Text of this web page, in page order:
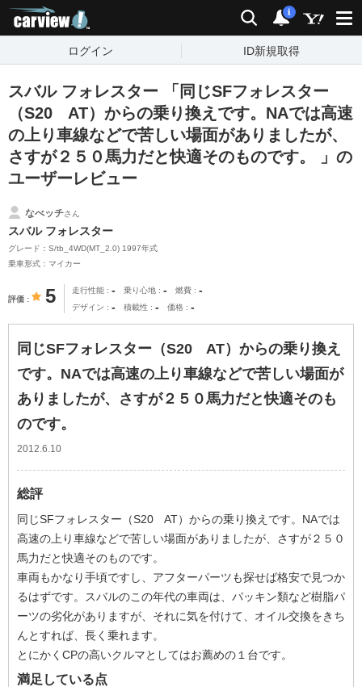
検索 通知
i
ログイン ID新規取得
スバル フォレスター 「同じSFフォレスター
（S20 AT）からの乗り換えです。NAでは高速
の上り車線などで苦しい場面がありましたが、
さすが２５０馬力だと快適そのものです。 」の
ユーザーレビュー
なべッチさん
スバル フォレスター
グレード：S/tb_4WD(MT_2.0) 1997年式
乗車形式：マイカー
評価 5 走行性能 - 乗り心地 - 燃費 -
デザイン - 積載性 - 価格 -
同じSFフォレスター（S20 AT）からの乗り換え
です。NAでは高速の上り車線などで苦しい場面が
ありましたが、さすが２５０馬力だと快適そのも
のです。
2012.6.10
総評
同じSFフォレスター（S20 AT）からの乗り換えです。NAでは
高速の上り車線などで苦しい場面がありましたが、さすが２５０
馬力だと快適そのものです。
車両もかなり手頃ですし、アフターパーツも探せば格安で見つか
るはずです。スバルのこの年代の車両は、パッキン類など樹脂パ
ーツの劣化がありますが、それに気を付けて、オイル交換をきち
んとすれば、長く乗れます。
とにかくCPの高いクルマとしてはお薦めの１台です。
満足している点